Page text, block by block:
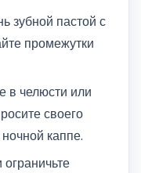
зубной пастой с
промежутки
в челюсти или
своего
каппе.